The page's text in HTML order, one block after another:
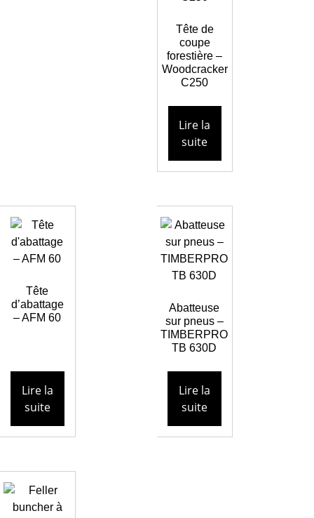
Tête de
coupe
forestière –
Woodcracker
C250
Lire la
suite
Tête
d’abattage
– AFM 60
Lire la
suite
Abatteuse
sur pneus –
TIMBERPRO
TB 630D
Lire la
suite